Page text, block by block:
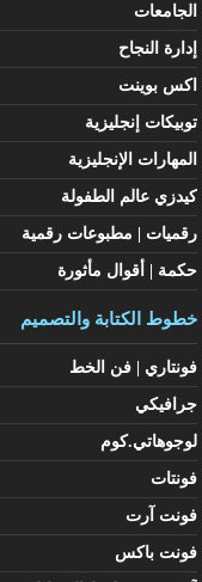
الجامعات
إدارة النجاح
اكس بوينت
توبيكات إنجليزية
المهارات الإنجليزية
كيدزي عالم الطفولة
رقميات | مطبوعات رقمية
حكمة | أقوال مأثورة
خطوط الكتابة والتصميم
فونتاري | فن الخط
جرافيكي
لوجوهاتي.كوم
فونتات
فونت آرت
فونت باكس